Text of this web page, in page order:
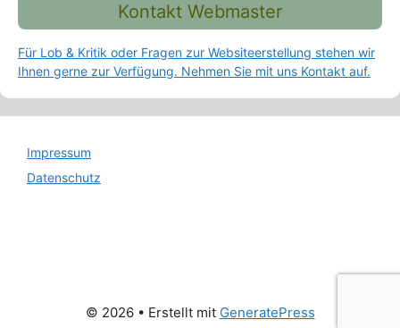
Kontakt Webmaster
Für Lob & Kritik oder Fragen zur Websiteerstellung stehen wir
Ihnen gerne zur Verfügung. Nehmen Sie mit uns Kontakt auf.
Impressum
Datenschutz
© 2026 • Erstellt mit GeneratePress